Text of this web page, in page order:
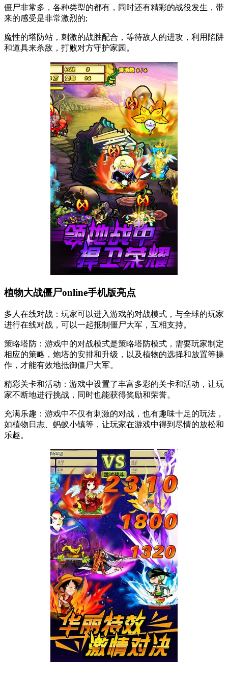
僵尸非常多，各种类型的都有，同时还有精彩的战役发生，带
来的感受是非常激烈的;
魔性的塔防站，刺激的战胜配合，等待敌人的进攻，利用陷阱
和道具来杀敌，打败对方守护家园。
植物大战僵尸online手机版亮点
多人在线对战：玩家可以进入游戏的对战模式，与全球的玩家
进行在线对战，可以一起抵制僵尸大军，互相支持。
策略塔防：游戏中的对战模式是策略塔防模式，需要玩家制定
相应的策略，炮塔的安排和升级，以及植物的选择和放置等操
作，才能有效地抵御僵尸大军。
精彩关卡和活动：游戏中设置了丰富多彩的关卡和活动，让玩
家不断地进行挑战，同时也能获得奖励和荣誉。
充满乐趣：游戏中不仅有刺激的对战，也有趣味十足的玩法，
如植物日志、蚂蚁小镇等，让玩家在游戏中得到尽情的放松和
乐趣。